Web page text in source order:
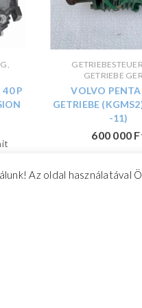
P
GETRIEBE
VOLVO
GETRIEBE
-11)
600 000
Az oldal használatával